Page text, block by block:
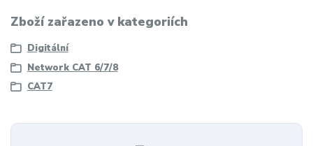
Zboží zařazeno v kategoriích
Digitální
Network CAT 6/7/8
CAT7